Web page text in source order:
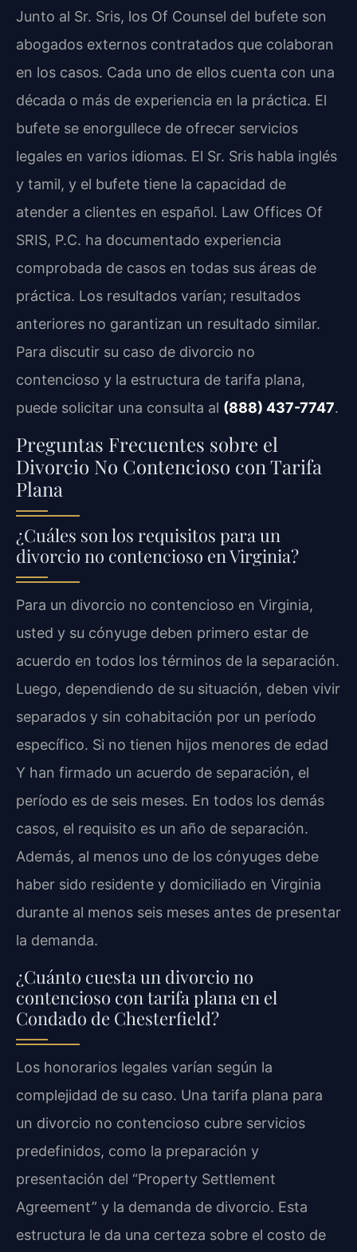
Junto al Sr. Sris, los Of Counsel del bufete son
abogados externos contratados que colaboran
en los casos. Cada uno de ellos cuenta con una
década o más de experiencia en la práctica. El
bufete se enorgullece de ofrecer servicios
legales en varios idiomas. El Sr. Sris habla inglés
y tamil, y el bufete tiene la capacidad de
atender a clientes en español. Law Offices Of
SRIS, P.C. ha documentado experiencia
comprobada de casos en todas sus áreas de
práctica. Los resultados varían; resultados
anteriores no garantizan un resultado similar.
Para discutir su caso de divorcio no
contencioso y la estructura de tarifa plana,
puede solicitar una consulta al (888) 437-7747.
Preguntas Frecuentes sobre el
Divorcio No Contencioso con Tarifa
Plana
¿Cuáles son los requisitos para un
divorcio no contencioso en Virginia?
Para un divorcio no contencioso en Virginia,
usted y su cónyuge deben primero estar de
acuerdo en todos los términos de la separación.
Luego, dependiendo de su situación, deben vivir
separados y sin cohabitación por un período
específico. Si no tienen hijos menores de edad
Y han firmado un acuerdo de separación, el
período es de seis meses. En todos los demás
casos, el requisito es un año de separación.
Además, al menos uno de los cónyuges debe
haber sido residente y domiciliado en Virginia
durante al menos seis meses antes de presentar
la demanda.
¿Cuánto cuesta un divorcio no
contencioso con tarifa plana en el
Condado de Chesterfield?
Los honorarios legales varían según la
complejidad de su caso. Una tarifa plana para
un divorcio no contencioso cubre servicios
predefinidos, como la preparación y
presentación del “Property Settlement
Agreement” y la demanda de divorcio. Esta
estructura le da una certeza sobre el costo de